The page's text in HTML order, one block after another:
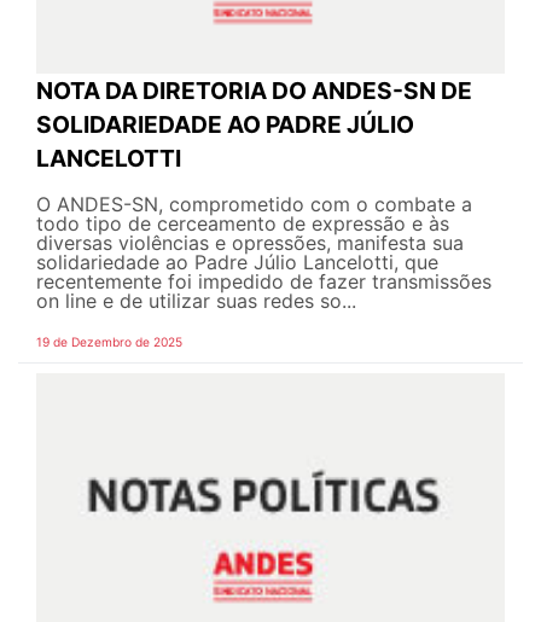
NOTA DA DIRETORIA DO ANDES-SN DE
SOLIDARIEDADE AO PADRE JÚLIO
LANCELOTTI
O ANDES-SN, comprometido com o combate a
todo tipo de cerceamento de expressão e às
diversas violências e opressões, manifesta sua
solidariedade ao Padre Júlio Lancelotti, que
recentemente foi impedido de fazer transmissões
on line e de utilizar suas redes so...
19 de Dezembro de 2025